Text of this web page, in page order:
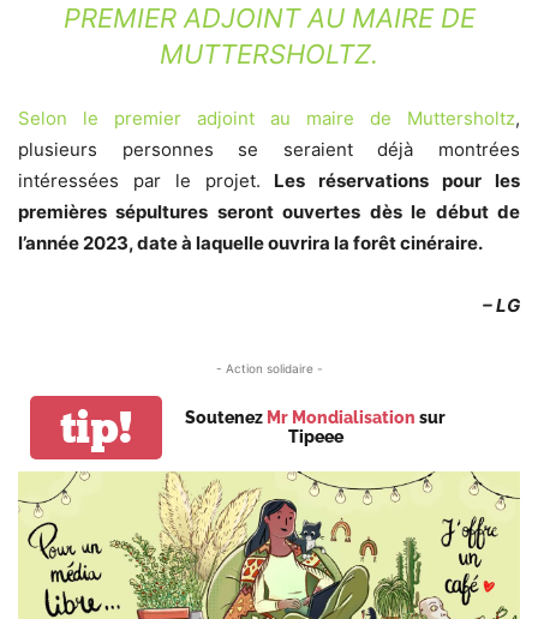
PREMIER ADJOINT AU MAIRE DE
MUTTERSHOLTZ.
Selon le premier adjoint au maire de Muttersholtz,
plusieurs personnes se seraient déjà montrées
intéressées par le projet. Les réservations pour les
premières sépultures seront ouvertes dès le début de
l’année 2023, date à laquelle ouvrira la forêt cinéraire.
– LG
- Action solidaire -
tip! Soutenez Mr Mondialisation sur
Tipeee